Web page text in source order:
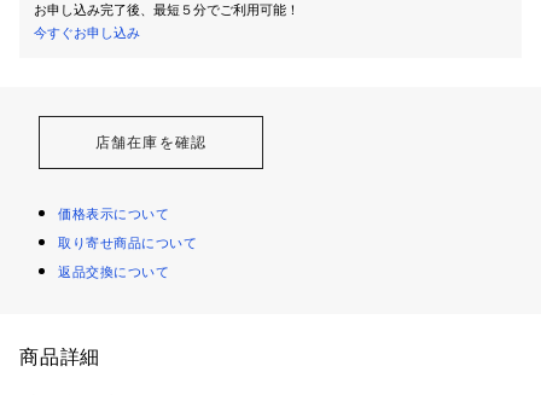
お申し込み完了後、最短５分でご利用可能！
今すぐお申し込み
店舗在庫を確認
価格表示について
取り寄せ商品について
返品交換について
商品詳細